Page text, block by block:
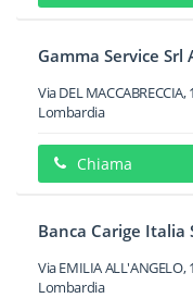
Gamma Service Srl
Via DEL MACCABRECCIA,
Lombardia
Chiama
Banca Carige Italia
Via EMILIA ALL'ANGELO, 1
Lombardia